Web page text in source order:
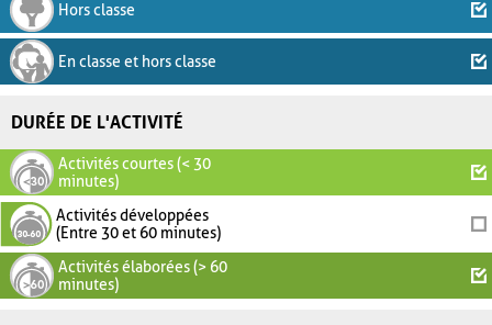
Hors classe
En classe et hors classe
DURÉE DE L'ACTIVITÉ
Activités courtes (< 30
minutes)
Activités développées
(Entre 30 et 60 minutes)
Activités élaborées (> 60
minutes)